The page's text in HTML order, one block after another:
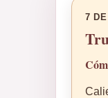
7